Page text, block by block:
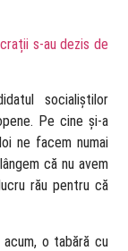
s-au dezis de
socialiştilor
Pe cine şi-a
ne facem numai
că nu avem
rău pentru că
o tabără cu